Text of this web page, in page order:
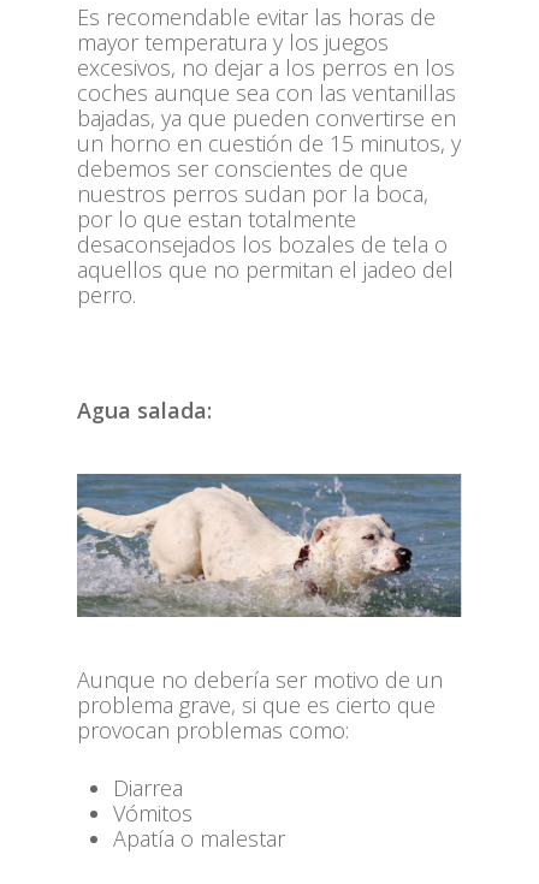
Es recomendable evitar las horas de
mayor temperatura y los juegos
excesivos, no dejar a los perros en los
coches aunque sea con las ventanillas
bajadas, ya que pueden convertirse en
un horno en cuestión de 15 minutos, y
debemos ser conscientes de que
nuestros perros sudan por la boca,
por lo que estan totalmente
desaconsejados los bozales de tela o
aquellos que no permitan el jadeo del
perro.
Agua salada:
Aunque no debería ser motivo de un
problema grave, si que es cierto que
provocan problemas como:
Diarrea
Vómitos
Apatía o malestar